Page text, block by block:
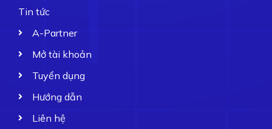
Tin tức
A-Partner
Mở tài khoản
Tuyển dụng
Hướng dẫn
Liên hệ